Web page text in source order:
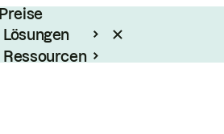
Preise
Lösungen
Ressourcen